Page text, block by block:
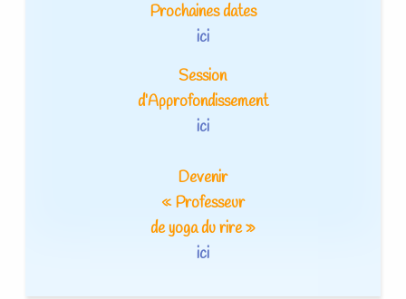
Prochaines dates
ici
Session
d’Approfondissement
ici
Devenir
« Professeur
de yoga du rire »
ici